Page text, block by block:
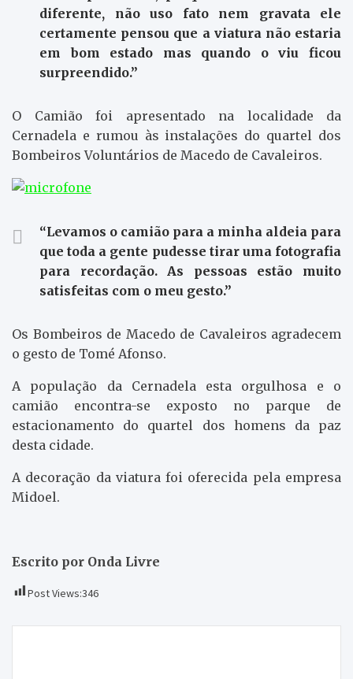
diferente, não uso fato nem gravata ele
certamente pensou que a viatura não estaria
em bom estado mas quando o viu ficou
surpreendido.”
O Camião foi apresentado na localidade da
Cernadela e rumou às instalações do quartel dos
Bombeiros Voluntários de Macedo de Cavaleiros.
“Levamos o camião para a minha aldeia para
que toda a gente pudesse tirar uma fotografia
para recordação. As pessoas estão muito
satisfeitas com o meu gesto.”
Os Bombeiros de Macedo de Cavaleiros agradecem
o gesto de Tomé Afonso.
A população da Cernadela esta orgulhosa e o
camião encontra-se exposto no parque de
estacionamento do quartel dos homens da paz
desta cidade.
A decoração da viatura foi oferecida pela empresa
Midoel.
Escrito por Onda Livre
Post Views:346